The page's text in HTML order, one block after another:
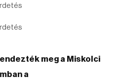
meg a Miskolci
a